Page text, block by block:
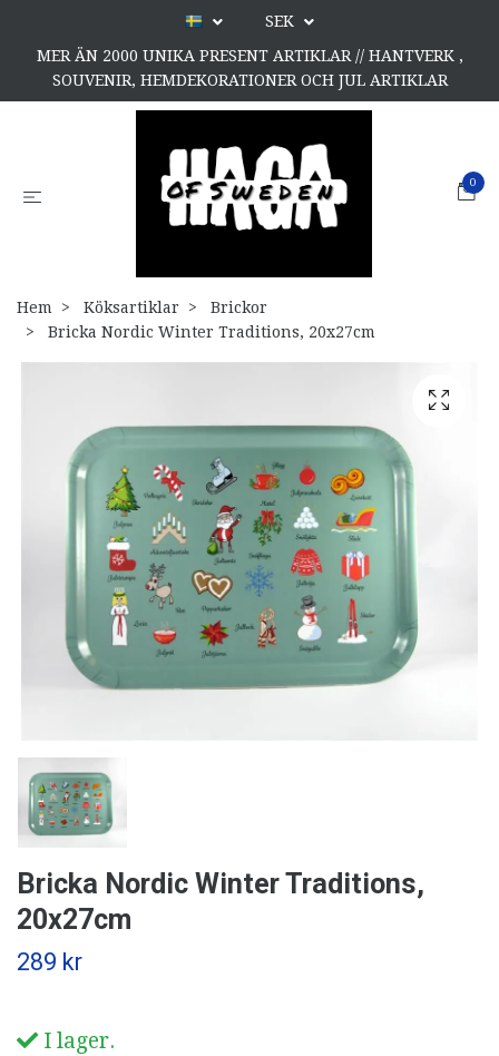
SEK
MER ÄN 2000 UNIKA PRESENT ARTIKLAR // HANTVERK ,
SOUVENIR, HEMDEKORATIONER OCH JUL ARTIKLAR
0
Hem Köksartiklar
Brickor
Bricka Nordic Winter Traditions, 20x27cm
Bricka Nordic Winter Traditions,
20x27cm
289 kr
I lager.